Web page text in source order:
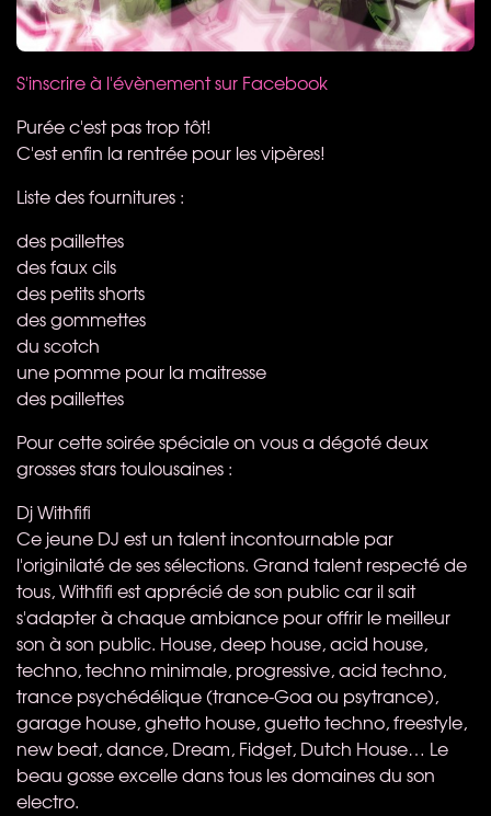
S'inscrire à l'évènement sur Facebook
Purée c'est pas trop tôt!
C'est enfin la rentrée pour les vipères!
Liste des fournitures :
des paillettes
des faux cils
des petits shorts
des gommettes
du scotch
une pomme pour la maitresse
des paillettes
Pour cette soirée spéciale on vous a dégoté deux
grosses stars toulousaines :
Dj Withfifi
Ce jeune DJ est un talent incontournable par
l'originilaté de ses sélections. Grand talent respecté de
tous, Withfifi est apprécié de son public car il sait
s'adapter à chaque ambiance pour offrir le meilleur
son à son public. House, deep house, acid house,
techno, techno minimale, progressive, acid techno,
trance psychédélique (trance-Goa ou psytrance),
garage house, ghetto house, guetto techno, freestyle,
new beat, dance, Dream, Fidget, Dutch House… Le
beau gosse excelle dans tous les domaines du son
electro.